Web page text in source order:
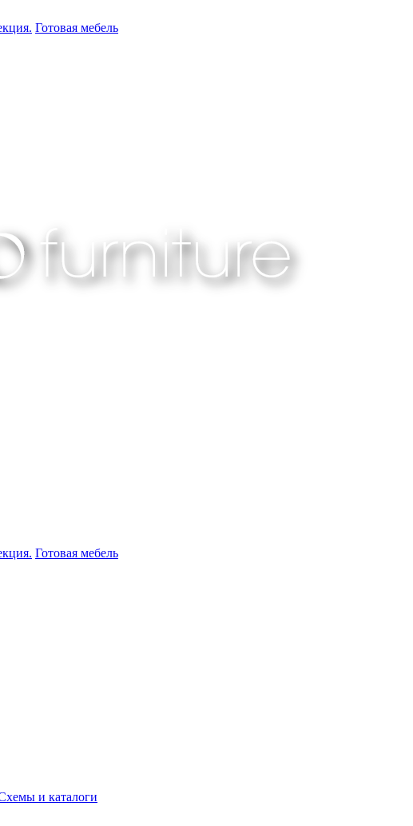
Готовая мебель
Готовая мебель
и каталоги